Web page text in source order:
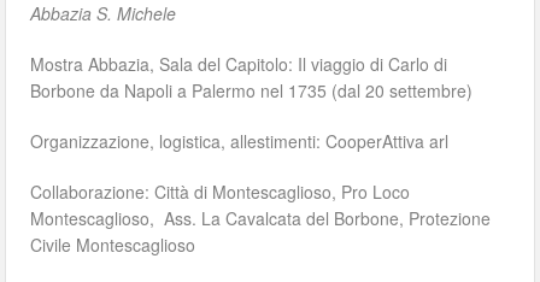
Abbazia S. Michele
Mostra Abbazia, Sala del Capitolo: Il viaggio di Carlo di
Borbone da Napoli a Palermo nel 1735 (dal 20 settembre)
Organizzazione, logistica, allestimenti: CooperAttiva arl
Collaborazione: Città di Montescaglioso, Pro Loco
Montescaglioso, Ass. La Cavalcata del Borbone, Protezione
Civile Montescaglioso